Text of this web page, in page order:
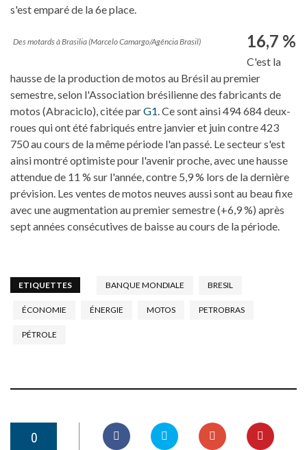
s'est emparé de la 6e place.
Des motards à Brasilia (Marcelo Camargo/Agência Brasil) 16,7 %
C'est la
hausse de la production de motos au Brésil au premier
semestre, selon l'Association brésilienne des fabricants de
motos (Abraciclo), citée parG1. Ce sont ainsi 494 684 deux-
roues qui ont été fabriqués entre janvier et juin contre 423
750 au cours de la même période l'an passé. Le secteur s'est
ainsi montré optimiste pour l'avenir proche, avec une hausse
attendue de 11 % sur l'année, contre 5,9 % lors de la dernière
prévision. Les ventes de motos neuves aussi sont au beau fixe
avec une augmentation au premier semestre (+6,9 %) après
sept années consécutives de baisse au cours de la période.
ETIQUETTES BANQUE MONDIALE BRESIL
ÉCONOMIE ÉNERGIE MOTOS PETROBRAS
PÉTROLE
0